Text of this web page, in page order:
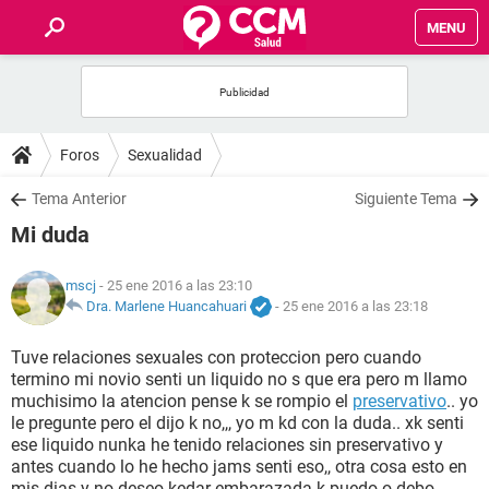
MENU
FOROS
SALUD
NUTRICIÓN
BIENESTAR
SEXUALIDAD
GLOSARIO
Foros Sexualidad
Tema Anterior Siguiente Tema
Mi duda
mscj - 25 ene 2016 a las 23:10
Dra. Marlene Huancahuari
- 25 ene 2016 a las 23:18
Tuve relaciones sexuales con proteccion pero cuando
termino mi novio senti un liquido no s que era pero m llamo
muchisimo la atencion pense k se rompio el preservativo.. yo
le pregunte pero el dijo k no,,, yo m kd con la duda.. xk senti
ese liquido nunka he tenido relaciones sin preservativo y
antes cuando lo he hecho jams senti eso,, otra cosa esto en